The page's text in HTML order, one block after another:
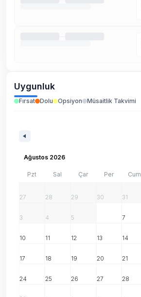
Uygunluk
Fırsat Dolu Opsiyon Müsaitlik Takvimi
Ağustos 2026
Pzt Sal Çar Per Cum
27 28 29 30 31
3 4 5 7
10 11 12 13 14
17 18 19 20 21
24 25 26 27 28